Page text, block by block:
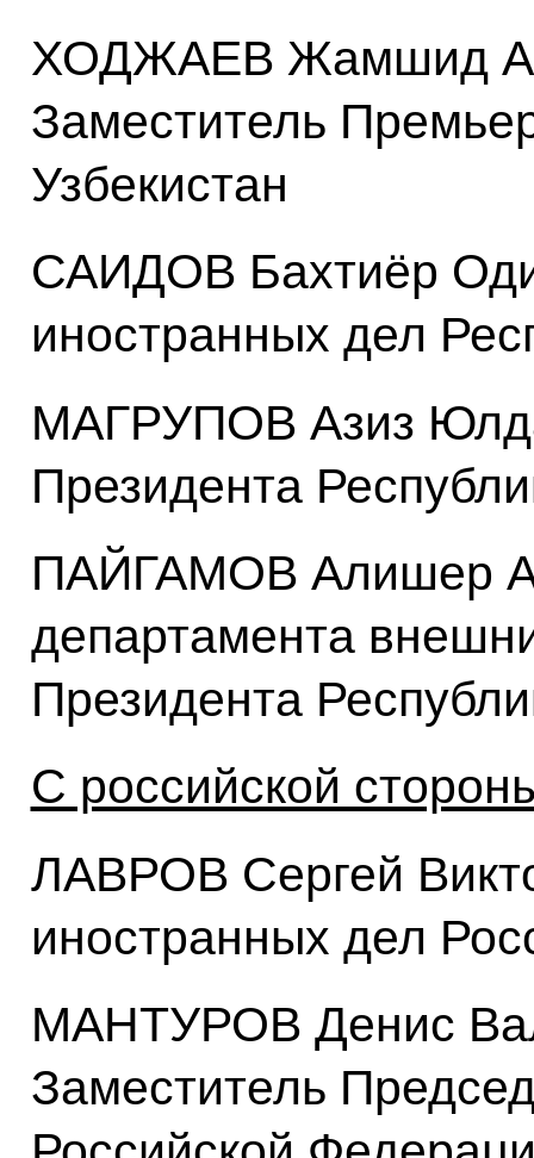
ХОДЖАЕВ Жамшид
Заместитель
Узбекистан
САИДОВ Бахтиёр
иностранных дел
МАГРУПОВ Азиз
Президента
ПАЙГАМОВ Алишер
департамента
Президента
С российской
ЛАВРОВ Сергей
иностранных дел
МАНТУРОВ Денис
Заместитель